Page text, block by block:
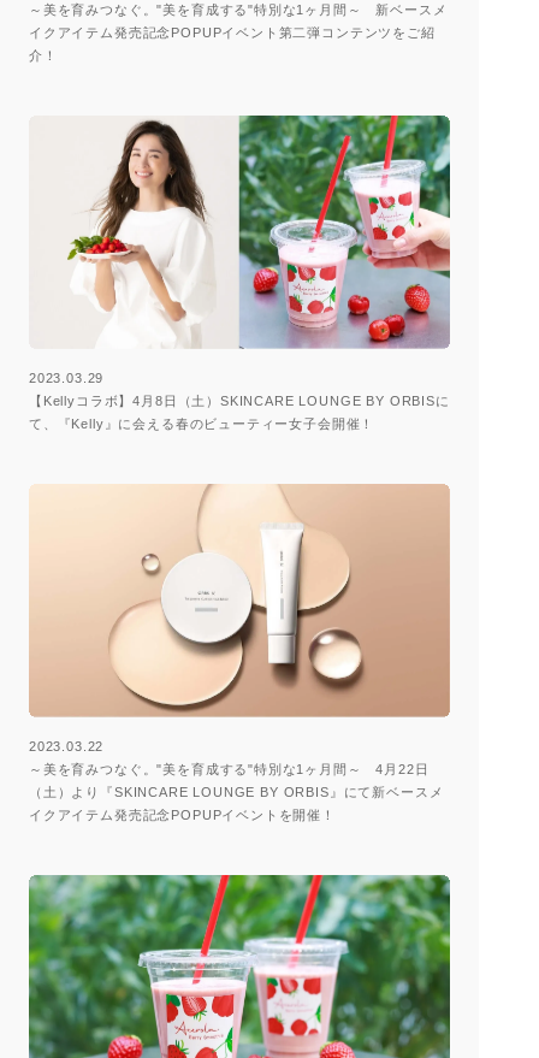
～美を育みつなぐ。"美を育成する"特別な1ヶ月間～ 新ベースメ
イクアイテム発売記念POPUPイベント第二弾コンテンツをご紹
介！
2023.03.29
【Kellyコラボ】4月8日（土）SKINCARE LOUNGE BY ORBISに
て、『Kelly』に会える春のビューティー女子会開催！
2023.03.22
～美を育みつなぐ。"美を育成する"特別な1ヶ月間～ 4月22日
（土）より『SKINCARE LOUNGE BY ORBIS』にて新ベースメ
イクアイテム発売記念POPUPイベントを開催！